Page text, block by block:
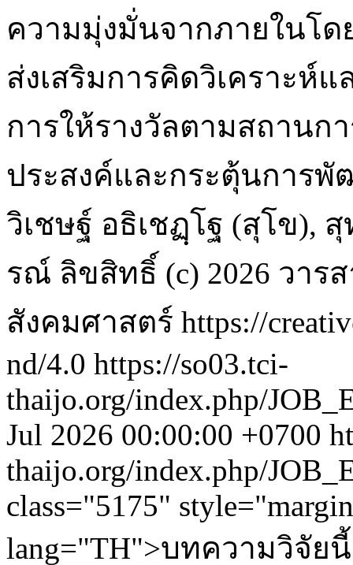
ความมุ่งมั่นจากภายในโ
ส่งเสริมการคิดวิเคราะห์
การให้รางวัลตามสถานก
ประสงค์และกระตุ้นการพั
วิเชษฐ์ อธิเชฏฺโฐ (สุโข),
รณ์ ลิขสิทธิ์ (c) 2026 วา
สังคมศาสตร์ https://
nd/4.0 https://so03.tci-
thaijo.org/index.php/
Jul 2026 00:00:00 +0700
thaijo.org/index.php/
class="5175"
lang="TH">บทความวิจัย